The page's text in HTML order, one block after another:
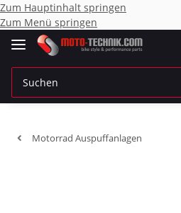
Zum Hauptinhalt springen
Zum Menü springen
Motorrad Auspuffanlagen